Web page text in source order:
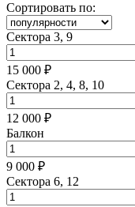
Сортировать по:
Сектора 3, 9
15 000 ₽
Сектора 2, 4, 8, 10
12 000 ₽
Балкон
9 000 ₽
Сектора 6, 12